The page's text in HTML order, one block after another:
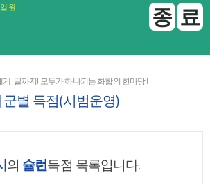
종 료
원
게! 끝까지! 모두가 하나되는 화합의 한마당!!
군별 득점(시범운영)
의 슐런득점 목록입니다.